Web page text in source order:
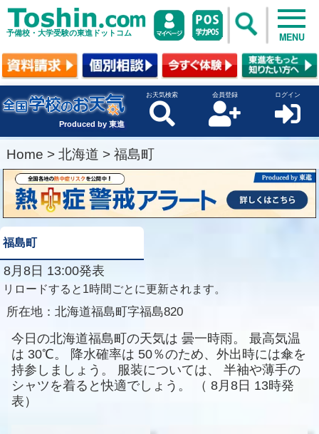
予備校・大学受験の東進ドットコム MENU
Produced by 東進
お天気検索 会員登録 ログイン
Home > 北海道 > 福島町
福島町
8月8日 13:00発表
リロードすると1時間ごとに更新されます。
所在地： 北海道福島町字福島820
今日の北海道福島町の天気は 曇一時雨。
最高気温
は 30℃。 降水確率は 50％のため、外出時には傘を
持参しましょう。
服装については、
半袖や薄手の
シャツを着ると快適でしょう。
（ 8月8日 13時発
表）